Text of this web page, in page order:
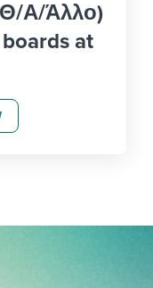
Α/Άλλο)
at